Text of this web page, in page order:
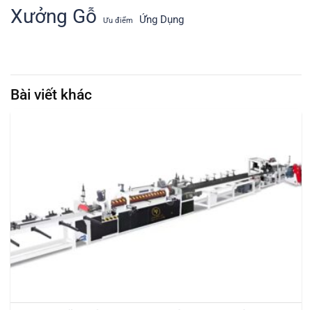
Xưởng Gỗ Ưu điểm Ứng Dụng
Bài viết khác